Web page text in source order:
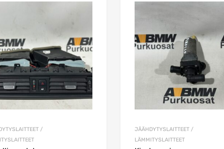
/
JÄÄHDYTYSLAITTEET /
LÄMMITYSLAITTEET